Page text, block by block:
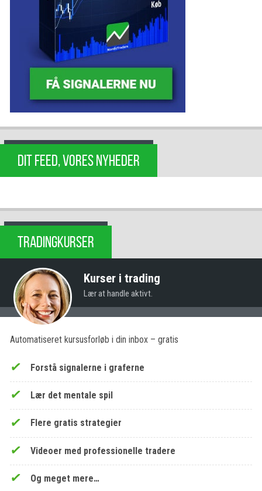
DIT FEED, VORES NYHEDER
TRADINGKURSER
Kurser i trading
Lær at handle aktivt.
Automatiseret kursusforløb i din inbox – gratis
Forstå signalerne i graferne
Lær det mentale spil
Flere gratis strategier
Videoer med professionelle tradere
Og meget mere…